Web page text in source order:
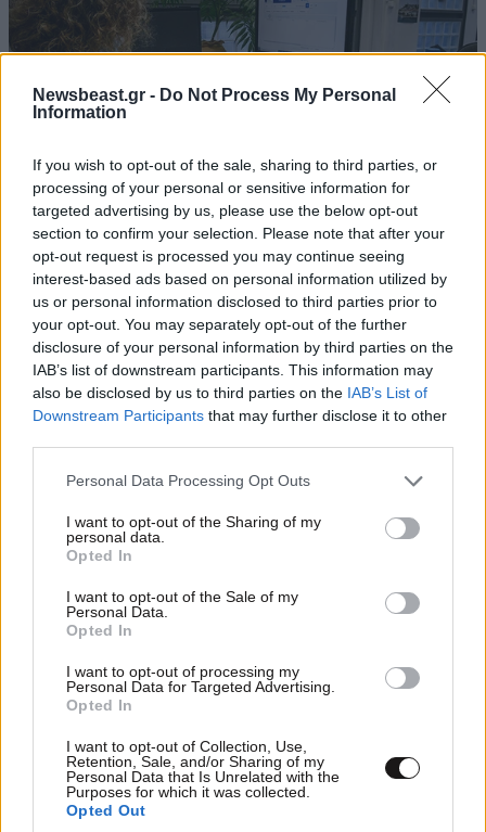
Newsbeast.gr - Do Not Process My Personal
Information
If you wish to opt-out of the sale, sharing to third parties, or
processing of your personal or sensitive information for
targeted advertising by us, please use the below opt-out
section to confirm your selection. Please note that after your
opt-out request is processed you may continue seeing
interest-based ads based on personal information utilized by
us or personal information disclosed to third parties prior to
your opt-out. You may separately opt-out of the further
disclosure of your personal information by third parties on the
IAB’s list of downstream participants. This information may
also be disclosed by us to third parties on the IAB’s List of
Downstream Participants that may further disclose it to other
Please note that this website/app uses one or more Google
not limited to your visit or usage behaviour. You may click to
grant or deny consent to Google and its third-party tags to
use your data for below specified purposes in below Google
consent section.
Personal Data Processing Opt Outs
I want to opt-out of the Sharing of my
personal data.
Opted In
I want to opt-out of the Sale of my
Personal Data.
Opted In
I want to opt-out of processing my
Personal Data for Targeted Advertising.
Opted In
I want to opt-out of Collection, Use,
Retention, Sale, and/or Sharing of my
Personal Data that Is Unrelated with the
Purposes for which it was collected.
Opted Out
ΟΙΚΟΝΟΜΙΑ08·08·2026 13:03
Ποιοι φορολογούμενοι θα λάβουν email ή
τηλεφώνημα από την ΑΑΔΕ για φορολογικές
εκκρεμότητες
ΔΙΑΤΡΟΦΗ
Ογκολόγοι προειδοποιούν: Αυτές οι τροφές,
περνούν απαρατήρητες, αλλά καλό είναι να τις
βγάλετε από την καθημερινότητά σας